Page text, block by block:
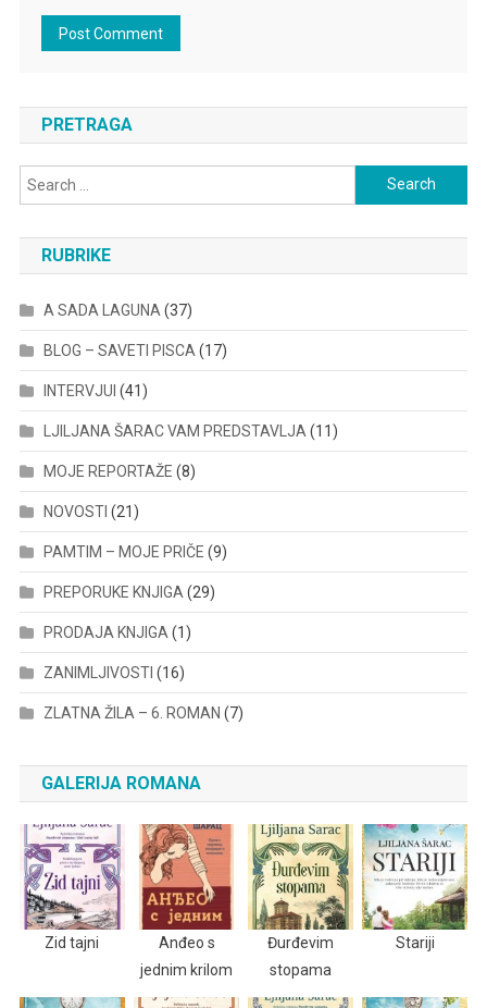
PRETRAGA
Search
for:
RUBRIKE
A SADA LAGUNA (37)
BLOG – SAVETI PISCA (17)
INTERVJUI (41)
LJILJANA ŠARAC VAM PREDSTAVLJA (11)
MOJE REPORTAŽE (8)
NOVOSTI (21)
PAMTIM – MOJE PRIČE (9)
PREPORUKE KNJIGA (29)
PRODAJA KNJIGA (1)
ZANIMLJIVOSTI (16)
ZLATNA ŽILA – 6. ROMAN (7)
GALERIJA ROMANA
Zid tajni
Anđeo s
jednim krilom
Đurđevim
stopama
Stariji